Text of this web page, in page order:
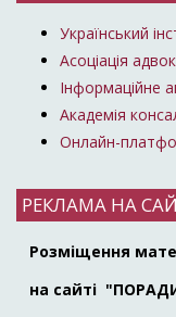
Український
Асоціація
Інформаційне
Академія
Онлайн-
РЕКЛАМА НА
Розміщення
на сайті